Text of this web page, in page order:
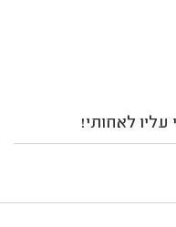
לאחותי!